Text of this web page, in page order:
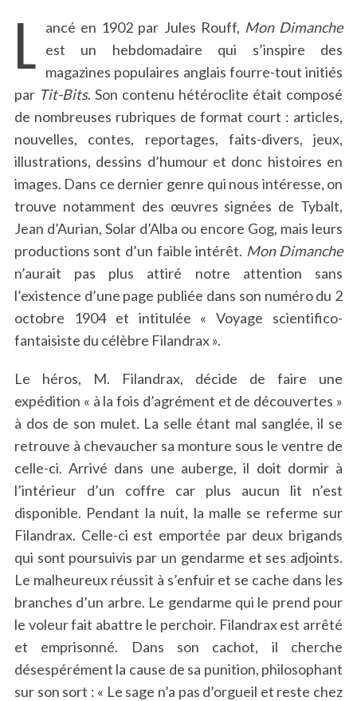
L ancé en 1902 par Jules Rouff, Mon Dimanche
est un hebdomadaire qui s’inspire des
magazines populaires anglais fourre-tout initiés
par Tit-Bits. Son contenu hétéroclite était composé
de nombreuses rubriques de format court : articles,
nouvelles, contes, reportages, faits-divers, jeux,
illustrations, dessins d’humour et donc histoires en
images. Dans ce dernier genre qui nous intéresse, on
trouve notamment des œuvres signées de Tybalt,
Jean d’Aurian, Solar d’Alba ou encore Gog, mais leurs
productions sont d’un faible intérêt. Mon Dimanche
n’aurait pas plus attiré notre attention sans
l’existence d’une page publiée dans son numéro du 2
octobre 1904 et intitulée « Voyage scientifico-
fantaisiste du célèbre Filandrax ».
Le héros, M. Filandrax, décide de faire une
expédition « à la fois d’agrément et de découvertes »
à dos de son mulet. La selle étant mal sanglée, il se
retrouve à chevaucher sa monture sous le ventre de
celle-ci. Arrivé dans une auberge, il doit dormir à
l’intérieur d’un coffre car plus aucun lit n’est
disponible. Pendant la nuit, la malle se referme sur
Filandrax. Celle-ci est emportée par deux brigands
qui sont poursuivis par un gendarme et ses adjoints.
Le malheureux réussit à s’enfuir et se cache dans les
branches d’un arbre. Le gendarme qui le prend pour
le voleur fait abattre le perchoir. Filandrax est arrêté
et emprisonné. Dans son cachot, il cherche
désespérément la cause de sa punition, philosophant
sur son sort : « Le sage n’a pas d’orgueil et reste chez